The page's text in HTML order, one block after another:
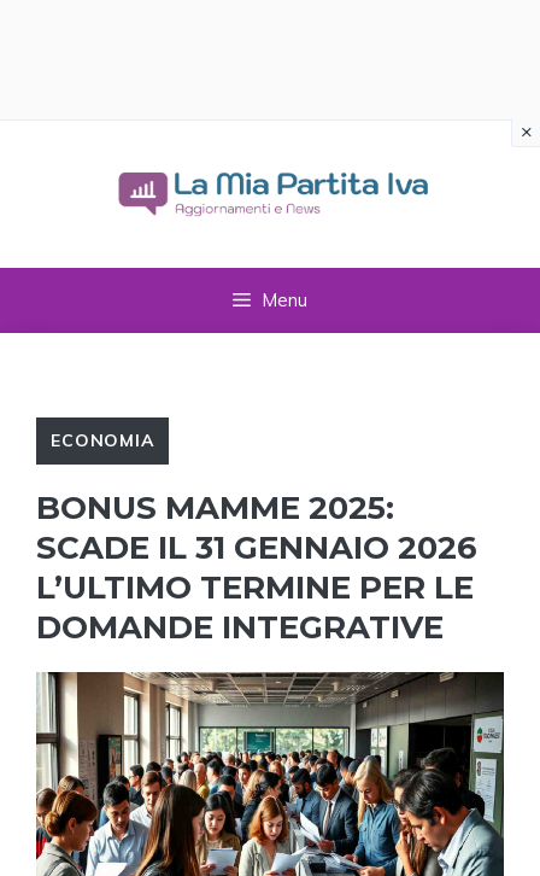
Menu
ECONOMIA
BONUS MAMME 2025:
SCADE IL 31 GENNAIO 2026
L’ULTIMO TERMINE PER LE
DOMANDE INTEGRATIVE
×